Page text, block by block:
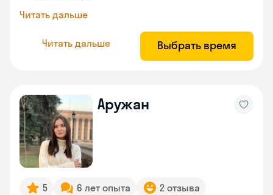
Читать дальше
Читать дальше Выбрать время
Аружан
5 6 лет опыта 2 отзыва